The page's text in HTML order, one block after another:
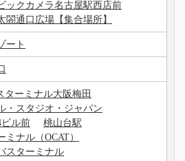
クカメラ名古屋駅西店前
通口広場【集合場所】
ート
ターミナル大阪梅田
・スタジオ・ジャパン
ル前
桃山台駅
ミナル（OCAT）
スターミナル